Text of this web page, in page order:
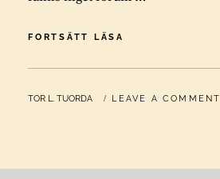
FORTSÄTT LÄSA
MED
BY
TOR L. TUORDA LEAVE A COMMENT